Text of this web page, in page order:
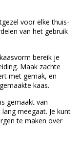
voor elke thuis-
van het gebruik
bereik je
Maak zachte
met gemak, en
kaas.
gemaakt van
meegaat. Je kunt
te maken over